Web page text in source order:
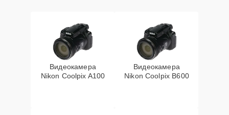
Видеокамера
Nikon Coolpix A100
Видеокамера
Nikon Coolpix B600